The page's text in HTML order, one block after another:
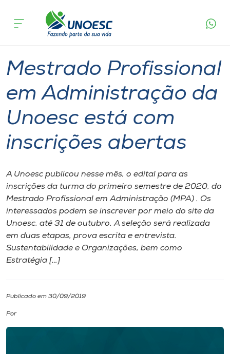
Cursos
Atendimento ao Estudante
Portal de Ensino
A
Unoesc
Internacionalização
I.nova
Cultura
acontece
Mestrado Profissional
em Administração da
Unoesc está com
inscrições abertas
A Unoesc publicou nesse mês, o edital para as
inscrições da turma do primeiro semestre de 2020, do
Mestrado Profissional em Administração (MPA) . Os
interessados podem se inscrever por meio do site da
Unoesc, até 31 de outubro. A seleção será realizada
em duas etapas, prova escrita e entrevista.
Sustentabilidade e Organizações, bem como
Estratégia […]
Publicado em 30/09/2019
Por